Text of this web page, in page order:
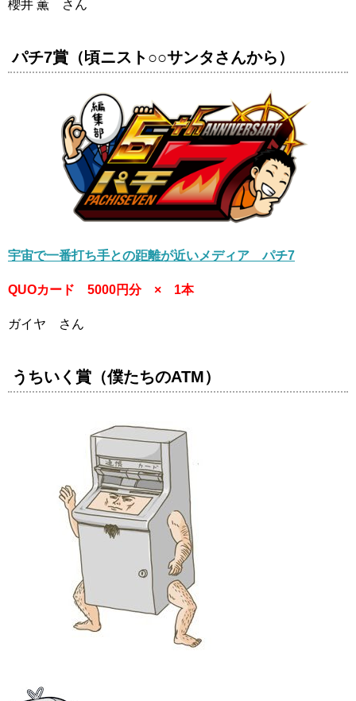
櫻井 薫 さん
パチ7賞（頃ニスト○○サンタさんから）
宇宙で一番打ち手との距離が近いメディア パチ7
QUOカード 5000円分 × 1本
ガイヤ さん
うちいく賞（僕たちのATM）